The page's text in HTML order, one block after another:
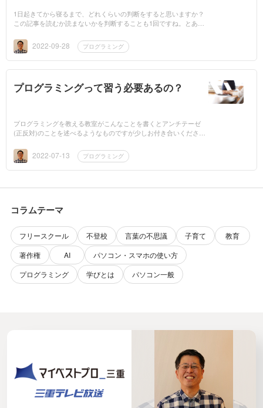
1日起きてから寝るまで、どれくらいの判断をすると思いますか？
この記事を読むか読まないかを判断することも1回ですね。とある
たか？それとも少...
2022-09-28 プログラミング
プログラミングって習う必要あるの？
プログラミングを教える教室がこんなことを書くとアンチテーゼ
(正反対)のことを述べるようなものですが少しお付き合いくださ
潜在能力として、...
2022-07-13 プログラミング
コラムテーマ
フリースクール 不登校 言葉の不思議 子育て
教育
著作権
AI
パソコン・スマホの使い方
プログラミング
学びとは パソコン一般